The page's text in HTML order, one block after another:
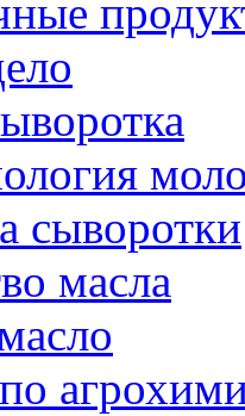
сыворотки
масла